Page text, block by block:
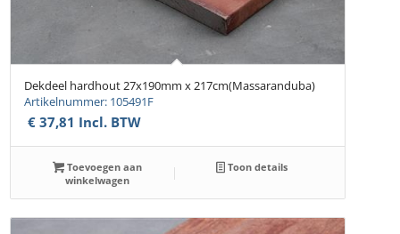
Dekdeel hardhout 27x190mm x 217cm(Massaranduba)
Artikelnummer: 105491F
€ 37,81 Incl. BTW
Toevoegen aan
winkelwagen
Toon details